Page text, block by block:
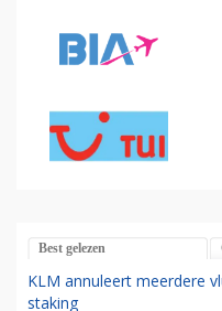
Best gelezen
KLM annuleert meerdere
staking